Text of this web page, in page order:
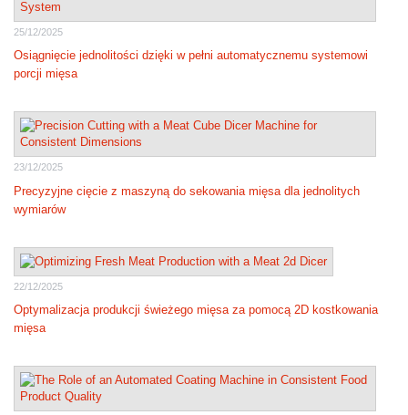
25/12/2025
Osiągnięcie jednolitości dzięki w pełni automatycznemu systemowi
porcji mięsa
23/12/2025
Precyzyjne cięcie z maszyną do sekowania mięsa dla jednolitych
wymiarów
22/12/2025
Optymalizacja produkcji świeżego mięsa za pomocą 2D kostkowania
mięsa